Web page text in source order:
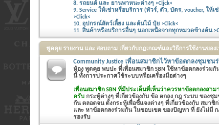
8. รถยนต์ และ ยานพาหนะต่างๆ >Click<
9. Service ให้เช่าหรือบริการ (ทัวร์, ตั๋ว, บัตร, voucher, ให้
>Click<
10. อุปกรณ์สัตว์เลี้ยง และต้นไม้ ปุ๋ย >Click<
11. สินค้าหรือบริการอื่นๆ นอกเหนือจากทุกหมวดข้างต้น
พูดคุย รายงาน และ สอบถาม เกี่ยวกับกฏเกณฑ์และวิธีการใช้งานของ
Community Justice เพื่อนสมาชิกไว้หาข้อตกลงชุมชน
ห้อง พูดคุย พบปะ ที่เพื่อนสมาชิก SBN ใช้หาข้อตกลงร่วม
นี้ ทั้งการประกาศใช้ระบบหรือเครื่องมือต่างๆ
เพื่อนสมาชิก SBN ที่มีประเด็นที่เห็นว่าควรหาข้อตกลงสาม
ครับกระทู้ต่างๆ ที่เกี่ยวข้องกับ ข้อ ตกลง กฎ ระบบ ของชุ
กัน ตลอดจน ตั้งกระทู้เพื่อชี้แจงต่างๆ ที่เกี่ยวข้องกับ สมาชิก
และ หาข้อตกลงร่วมกัน ในขอบเขต ของปัญหา ที่ ยังไม่มี
รองรับ